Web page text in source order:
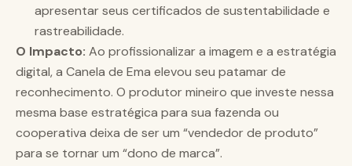
apresentar seus certificados de sustentabilidade e
rastreabilidade.
O Impacto: Ao profissionalizar a imagem e a estratégia
digital, a Canela de Ema elevou seu patamar de
reconhecimento. O produtor mineiro que investe nessa
mesma base estratégica para sua fazenda ou
cooperativa deixa de ser um “vendedor de produto”
para se tornar um “dono de marca”.